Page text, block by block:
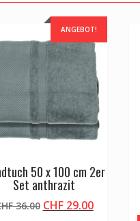
ANGEBOT!
50 x 100 cm 2er
Set anthrazit
36.00 Ursprünglicher
CHF29.00Aktueller